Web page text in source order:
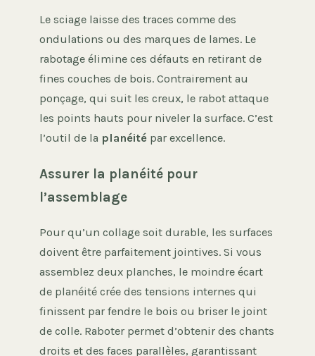
Le sciage laisse des traces comme des
ondulations ou des marques de lames. Le
rabotage élimine ces défauts en retirant de
fines couches de bois. Contrairement au
ponçage, qui suit les creux, le rabot attaque
les points hauts pour niveler la surface. C’est
l’outil de la planéité par excellence.
Assurer la planéité pour
l’assemblage
Pour qu’un collage soit durable, les surfaces
doivent être parfaitement jointives. Si vous
assemblez deux planches, le moindre écart
de planéité crée des tensions internes qui
finissent par fendre le bois ou briser le joint
de colle. Raboter permet d’obtenir des chants
droits et des faces parallèles, garantissant